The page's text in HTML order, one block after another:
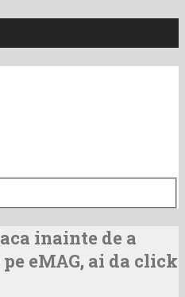
inainte de a
eMAG, ai da click